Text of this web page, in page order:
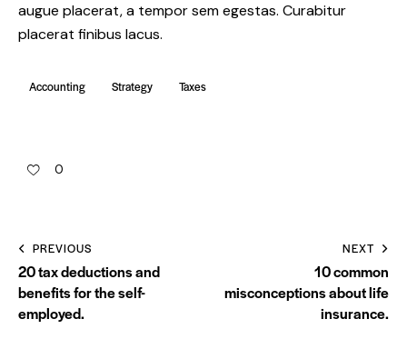
augue placerat, a tempor sem egestas. Curabitur
placerat finibus lacus.
Accounting Strategy Taxes
0
PREVIOUS
20 tax deductions and
benefits for the self-
employed.
NEXT
10 common
misconceptions about life
insurance.